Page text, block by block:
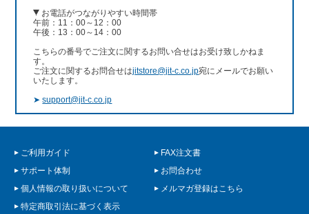
お電話がつながりやすい時間帯
午前：11：00～12：00
午後：13：00～14：00
こちらの番号でご注文に関するお問い合せはお受け致しかねま
す。
ご注文に関するお問合せはjitstore@jit-c.co.jp宛にメールでお願い
いたします。
➤support@jit-c.co.jp
ご利用ガイド
FAX注文書
サポート体制
お問合わせ
個人情報の取り扱いについて
メルマガ登録はこちら
特定商取引法に基づく表示